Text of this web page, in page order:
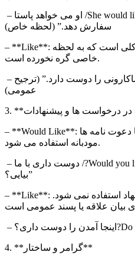
She would/ او می خواهد پاستا
سفارش دهد.” (لحظه خاص)
– **Like**: نشان دهنده ترجیح یا لذت کلی است که به لحظه
خاصی گره نخورده است.
را دوست دارد.” (ترجیح
عمومی)
– **Would Like**: برای درخواست ها، پیشنهادات یا دعوت نامه ها
مودبانه استفاده می شود.
Would you?/ دوست داری با ما
بیایی؟”
– **Like**: معمولاً برای درخواست یا پیشنهاد استفاده نمی شود.
Do
4. **گرامر و ساختار**